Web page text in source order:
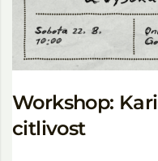
Workshop:
citlivost